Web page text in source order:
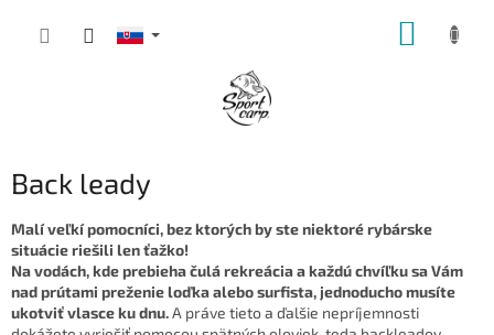
Back leady
Malí veľkí pomocníci, bez ktorých by ste niektoré rybárske
situácie riešili len ťažko!
Na vodách, kde prebieha čulá rekreácia a každú chvíľku sa Vám
nad prútami preženie loďka alebo surfista, jednoducho musíte
ukotviť vlasce ku dnu.A práve tieto a ďalšie nepríjemnosti